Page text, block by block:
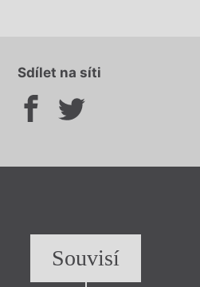
Sdílet na síti
Souvisí